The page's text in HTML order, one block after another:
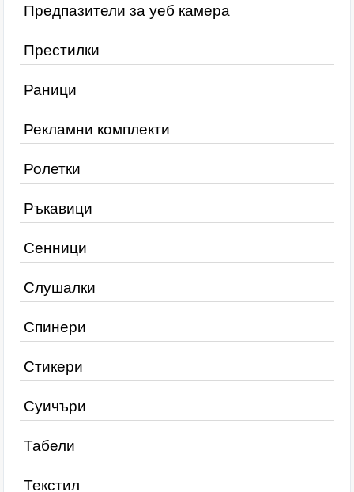
Предпазители за уеб камера
Престилки
Раници
Рекламни комплекти
Ролетки
Ръкавици
Сенници
Слушалки
Спинери
Стикери
Суичъри
Табели
Текстил